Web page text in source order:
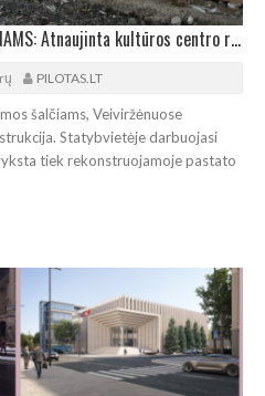
DAUGIAU KULTŪROS VEIVIRŽĖNAMS: Atnaujinta kultūros centro rekonstrukcija
PILOTAS.LT
šalčiams, Veiviržėnuose
Statybvietėje darbuojasi
tiek rekonstruojamoje pastato